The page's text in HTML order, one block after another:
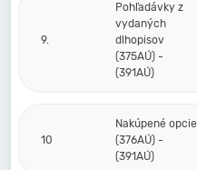
9.
Pohľadávky z
vydaných
dlhopisov
(375AÚ) -
(391AÚ)
10
Nakúpené opcie
(376AÚ) -
(391AÚ)